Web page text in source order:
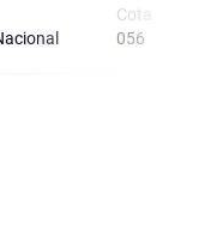
Cota
056